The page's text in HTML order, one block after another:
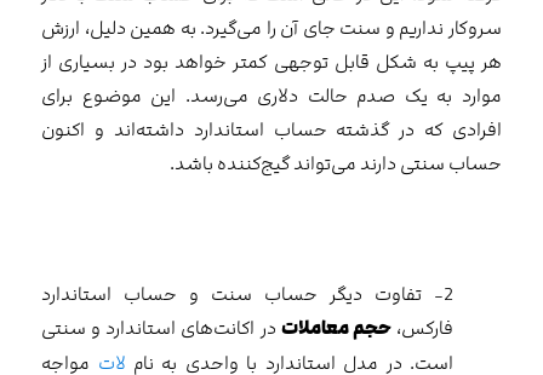
سروکار نداریم و سنت جای آن را می‌گیرد. به همین دلیل، ارزش
هر پیپ به شکل قابل توجهی کمتر خواهد بود در بسیاری از
موارد به یک صدم حالت دلاری‌ می‌رسد. این موضوع برای
افرادی که در گذشته حساب استاندارد داشته‌اند و اکنون
حساب سنتی دارند می‌تواند گیج‌کننده باشد.
2- تفاوت دیگر حساب سنت و حساب استاندارد
فارکس،حجم معاملات در اکانت‌های استاندارد و سنتی
است. در مدل استاندارد با واحدی به نام لات مواجه